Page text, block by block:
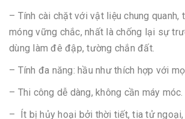
– Tính cài chặt với vật liệu chung quanh,
móng vững chắc, nhất là chống lại sự
dùng làm đê đập, tường chắn đất.
– Tính đa năng: hầu như thích hợp với
– Thi công dễ dàng, không cần máy móc.
– Ít bị hủy hoại bởi thời tiết, tia tử